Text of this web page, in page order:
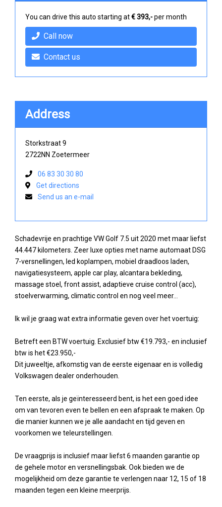
Schadevrije en prachtige VW Golf 7.5 uit 2020 met maar liefst
44.447 kilometers. Zeer luxe opties met name automaat DSG
7-versnellingen, led koplampen, mobiel draadloos laden,
navigatiesysteem, apple car play, alcantara bekleding,
massage stoel, front assist, adaptieve cruise control (acc),
stoelverwarming, climatic control en nog veel meer...
Ik wil je graag wat extra informatie geven over het voertuig:
Betreft een BTW voertuig. Exclusief btw €19.793,- en inclusief
btw is het €23.950,-
Dit juweeltje, afkomstig van de eerste eigenaar en is volledig
Volkswagen dealer onderhouden.
Ten eerste, als je geïnteresseerd bent, is het een goed idee
om van tevoren even te bellen en een afspraak te maken. Op
die manier kunnen we je alle aandacht en tijd geven en
voorkomen we teleurstellingen.
De vraagprijs is inclusief maar liefst 6 maanden garantie op
de gehele motor en versnellingsbak. Ook bieden we de
mogelijkheid om deze garantie te verlengen naar 12, 15 of 18
maanden tegen een kleine meerprijs.
You can drive this auto starting at€ 393,-per month
Call now
Contact us
Address
Storkstraat 9
2722NN Zoetermeer
06 83 30 30 80
Get directions
Send us an e-mail